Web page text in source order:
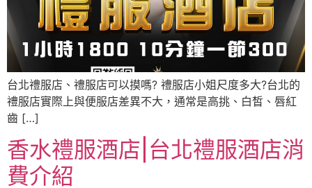
台北禮服店、禮服店可以摸嗎? 禮服店小姐尺度多大?台北的
禮服店實際上與便服店差異不大，通常是高挑、白皙、唇紅
齒 […]
香水禮服酒店|台北禮服酒店消
費介紹